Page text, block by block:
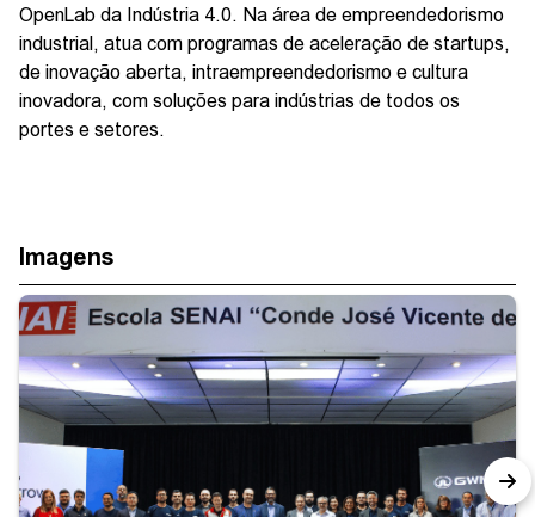
OpenLab da Indústria 4.0. Na área de empreendedorismo
industrial, atua com programas de aceleração de startups,
de inovação aberta, intraempreendedorismo e cultura
inovadora, com soluções para indústrias de todos os
portes e setores.
Imagens